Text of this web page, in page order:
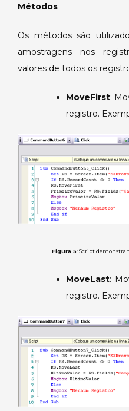
Métodos
Os métodos são
amostragens nos
valores de todos os
MoveFirst:
registro.
Figura 5: Script
MoveLast:
registro.